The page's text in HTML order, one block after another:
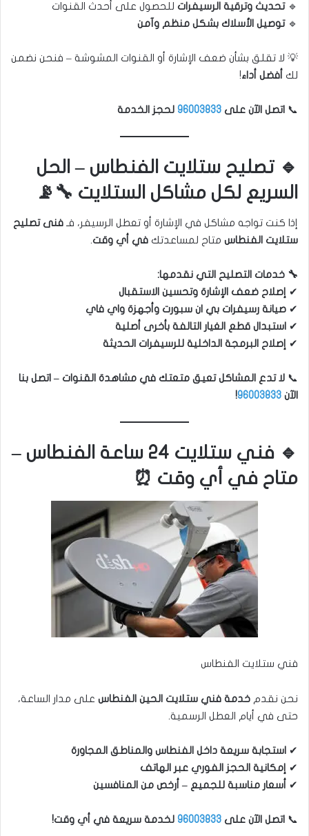
🔹تحديث وترقية الرسيفرات للحصول على أحدث القنوات
🔹توصيل الأسلاك بشكل منظم وآمن
💡 لا تقلق بشأن ضعف الإشارة أو القنوات المشوشة – فنحن نضمن
لك أفضل أداء!
📞 اتصل الآن على 96003833 لحجز الخدمة
🔹 تصليح ستلايت الفنطاس – الحل
السريع لكل مشاكل الستلايت 🔧📡
إذا كنت تواجه مشاكل في الإشارة أو تعطل الرسيفر، فـ فنى تصليح
ستلايت الفنطاس متاح لمساعدتك في أي وقت.
🔧 خدمات التصليح التي نقدمها:
✔ إصلاح ضعف الإشارة وتحسين الاستقبال
✔ صيانة رسيفرات بي ان سبورت وأجهزة واي فاي
✔ استبدال قطع الغيار التالفة بأخرى أصلية
✔ إصلاح البرمجة الداخلية للرسيفرات الحديثة
📞 لا تدع المشاكل تعيق متعتك في مشاهدة القنوات – اتصل بنا
الآن 96003833
!
🔹 فني ستلايت ٢٤ ساعة الفنطاس –
متاح في أي وقت ⏰
فني ستلايت الفنطاس
نحن نقدم خدمة فني ستلايت الحين الفنطاس على مدار الساعة،
حتى في أيام العطل الرسمية.
✔ استجابة سريعة داخل الفنطاس والمناطق المجاورة
✔ إمكانية الحجز الفوري عبر الهاتف
✔ أسعار مناسبة للجميع – أرخص من المنافسين
📞 اتصل الآن على 96003833 لخدمة سريعة في أي وقت!